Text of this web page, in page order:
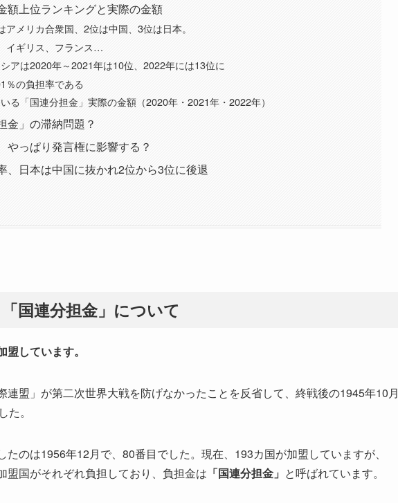
額上位ランキングと実際の金額
アメリカ合衆国、2位は中国、3位は日本。
イギリス、フランス…
アは2020年～2021年は10位、2022年には13位に
％の負担率である
る「国連分担金」実際の金額（2020年・2021年・2022年）
金」の滞納問題？
やっぱり発言権に影響する？
、日本は中国に抜かれ2位から3位に後退
国連分担金」について
しています。
連盟」が第二次世界大戦を防げなかったことを反省して、終戦後の1945年10月
。
のは1956年12月で、80番目でした。現在、193カ国が加盟していますが、
盟国がそれぞれ負担しており、負担金は 「国連分担金」 と呼ばれています。